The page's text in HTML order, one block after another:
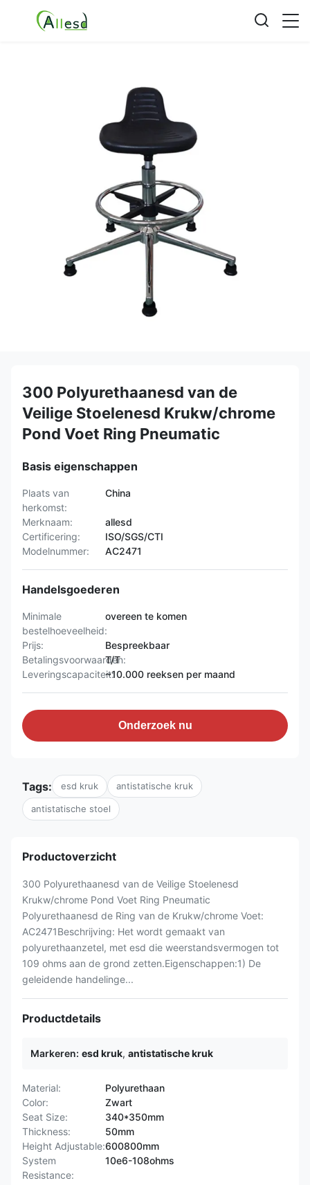
300 Polyurethaanesd van de
Veilige Stoelenesd Krukw/chrome
Pond Voet Ring Pneumatic
Basis eigenschappen
Plaats van
herkomst:
China
Merknaam:
allesd
Certificering:
ISO/SGS/CTI
Modelnummer:
AC2471
Handelsgoederen
Minimale
bestelhoeveelheid:
overeen te komen
Prijs:
Bespreekbaar
Betalingsvoorwaarden:
T/T
Leveringscapaciteit:~10.000 reeksen per maand
Onderzoek nu
Tags: esd kruk antistatische kruk
antistatische stoel
Productoverzicht
300 Polyurethaanesd van de Veilige Stoelenesd
Krukw/chrome Pond Voet Ring Pneumatic
Polyurethaanesd de Ring van de Krukw/chrome Voet:
AC2471Beschrijving: Het wordt gemaakt van
polyurethaanzetel, met esd die weerstandsvermogen tot
109 ohms aan de grond zetten.Eigenschappen:1) De
geleidende handelinge...
Productdetails
Markeren: esd kruk, antistatische kruk
Material:
Polyurethaan
Color:
Zwart
Seat Size:
340*350mm
Thickness:
50mm
Height Adjustable:600800mm
System
Resistance:
10e6-108ohms